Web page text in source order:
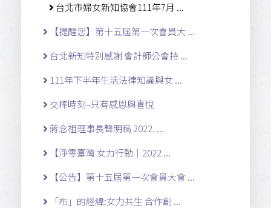
台北市婦女新知協會111年7月 ...
【提醒您】第十五屆第一次會員大 ...
台北新知特別感謝 會計師公會持 ...
111年下半年生活法律知識與女 ...
交棒時刻–只有感恩與喜悅
蔣念祖理事長聲明稿 2022. ...
【淨零臺灣 女力行動｜2022 ...
【公告】第十五屆第一次會員大會 ...
「布」的經緯:女力共生 合作創 ...